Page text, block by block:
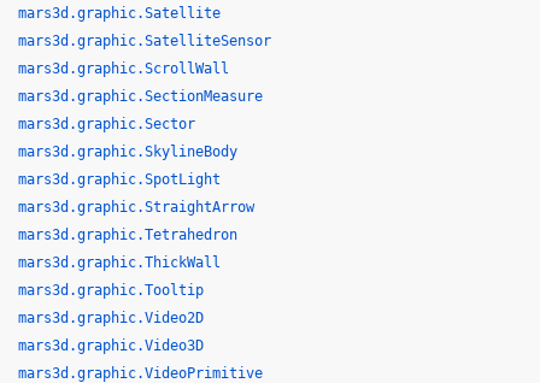
mars3d.graphic.Satellite
mars3d.graphic.SatelliteSensor
mars3d.graphic.ScrollWall
mars3d.graphic.SectionMeasure
mars3d.graphic.Sector
mars3d.graphic.SkylineBody
mars3d.graphic.SpotLight
mars3d.graphic.StraightArrow
mars3d.graphic.Tetrahedron
mars3d.graphic.ThickWall
mars3d.graphic.Tooltip
mars3d.graphic.Video2D
mars3d.graphic.Video3D
mars3d.graphic.VideoPrimitive